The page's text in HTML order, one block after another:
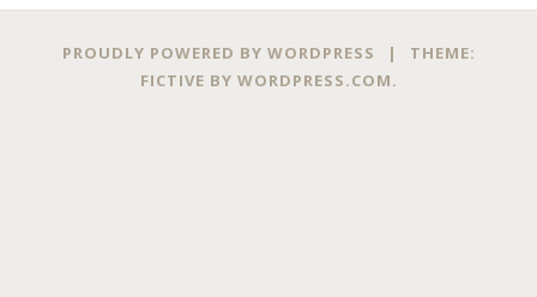
Posts
navigation
PROUDLY POWERED BY WORDPRESS |
THEME:
FICTIVE BY WORDPRESS.COM.